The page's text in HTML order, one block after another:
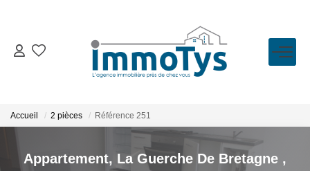
VENTE
LOCATION
ESTIMATION
Accueil 2 pièces Référence 251
Appartement, La Guerche De Bretagne ,